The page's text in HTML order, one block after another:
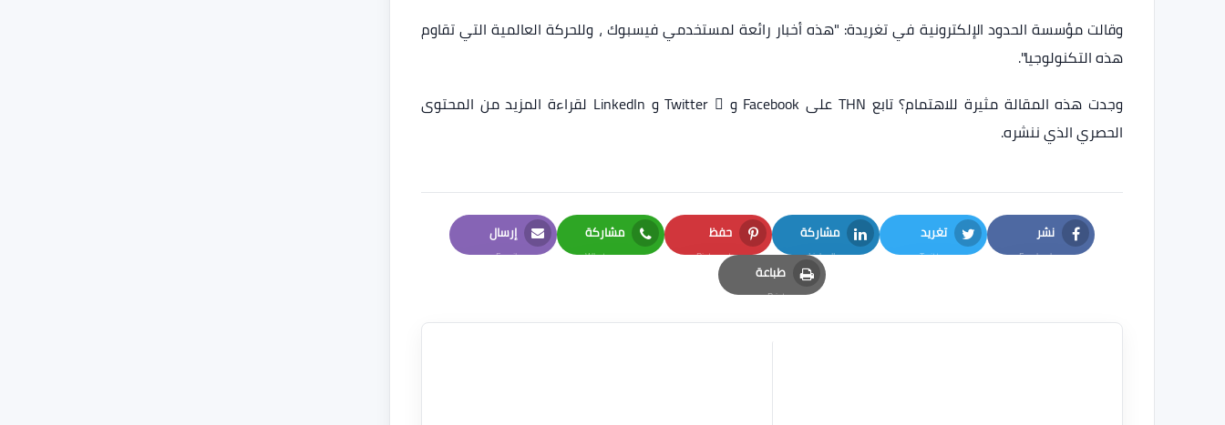
وقالت مؤسسة الحدود الإلكترونية في تغريدة: "هذه أخبار رائعة لمستخدمي فيسبوك ، وللحركة العالمية التي تقاوم
هذه التكنولوجيا".
وجدت هذه المقالة مثيرة للاهتمام؟ تابع THN على Facebook و Twitter  و LinkedIn لقراءة المزيد من المحتوى
الحصري الذي ننشره.
نشر
Facebook
تغريد
Twitter
مشاركة
LinkedIn
حفظ
Pinterest
مشاركة
Whatsapp
إرسال
Email
طباعة
Print